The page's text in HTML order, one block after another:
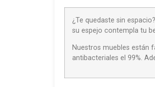
¿Te quedaste sin
su espejo contempla tu
Nuestros muebles están
antibacteriales el 99%.